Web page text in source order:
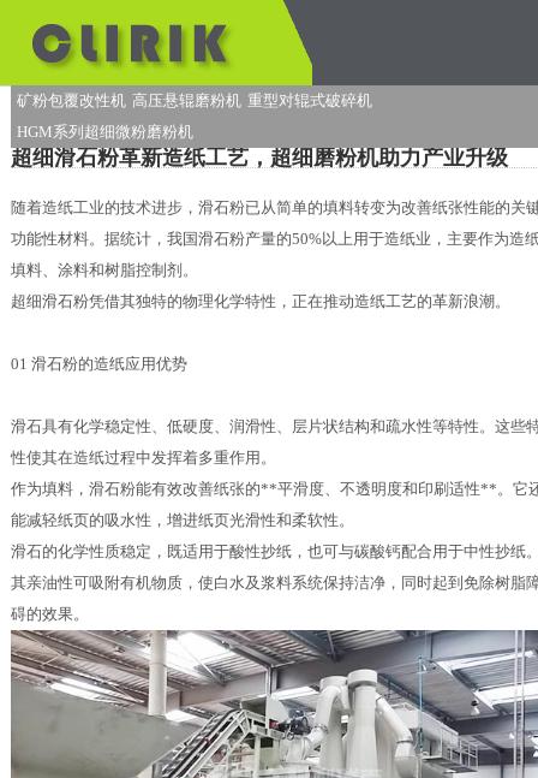
矿粉包覆改性机 高压悬辊磨粉机 重型对辊式破碎机
HGM系列超细微粉磨粉机
超细滑石粉革新造纸工艺，超细磨粉机助力产业升级
随着造纸工业的技术进步，滑石粉已从简单的填料转变为改善纸张性能的关
功能性材料。据统计，我国滑石粉产量的50%以上用于造纸业，主要作为造
填料、涂料和树脂控制剂。
超细滑石粉凭借其独特的物理化学特性，正在推动造纸工艺的革新浪潮。
01 滑石粉的造纸应用优势
滑石具有化学稳定性、低硬度、润滑性、层片状结构和疏水性等特性。这些
性使其在造纸过程中发挥着多重作用。
作为填料，滑石粉能有效改善纸张的**平滑度、不透明度和印刷适性**。它
能减轻纸页的吸水性，增进纸页光滑性和柔软性。
滑石的化学性质稳定，既适用于酸性抄纸，也可与碳酸钙配合用于中性抄纸
其亲油性可吸附有机物质，使白水及浆料系统保持洁净，同时起到免除树脂
碍的效果。